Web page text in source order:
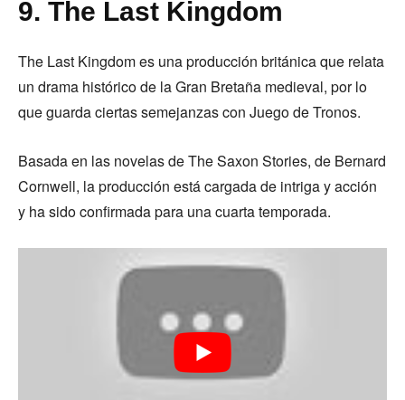
9. The Last Kingdom
The Last Kingdom es una producción británica que relata
un drama histórico de la Gran Bretaña medieval, por lo
que guarda ciertas semejanzas con Juego de Tronos.
Basada en las novelas de The Saxon Stories, de Bernard
Cornwell, la producción está cargada de intriga y acción
y ha sido confirmada para una cuarta temporada.